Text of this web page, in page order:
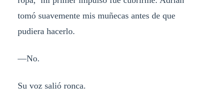
tomó suavemente mis muñecas antes de que
pudiera hacerlo.
—No.
Su voz salió ronca.